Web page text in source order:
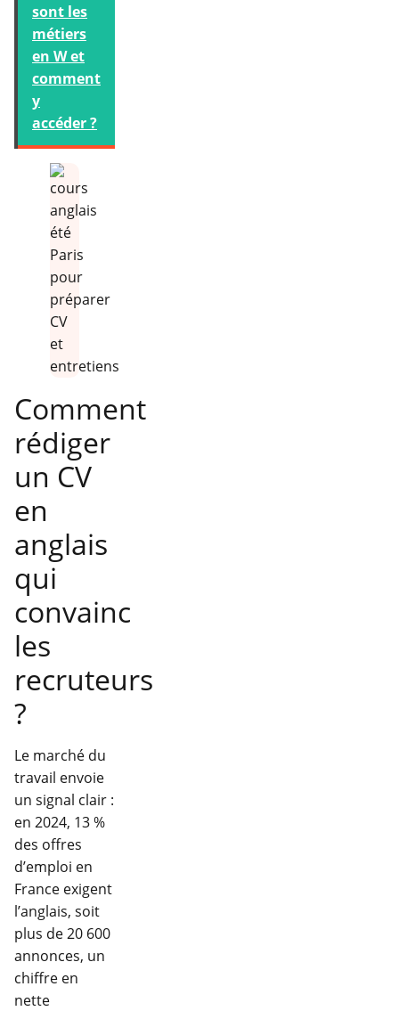
sont les
métiers
en W et
comment
y
accéder ?
Comment
rédiger
un CV
en
anglais
qui
convainc
les
recruteurs
?
Le marché du
travail envoie
un signal clair :
en 2024, 13 %
des offres
d’emploi en
France exigent
l’anglais, soit
plus de 20 600
annonces, un
chiffre en
nette